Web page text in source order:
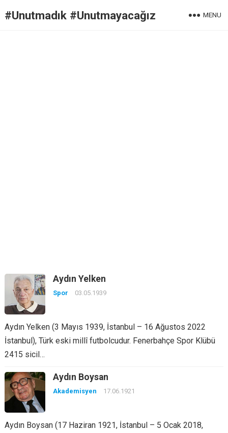
#Unutmadık #Unutmayacağız MENU
Aydın Yelken
Spor 03.05.1939
Aydın Yelken (3 Mayıs 1939, İstanbul – 16 Ağustos 2022
İstanbul), Türk eski millî futbolcudur. Fenerbahçe Spor Klübü
2415 sicil…
Aydın Boysan
Akademisyen 17.06.1921
Aydın Boysan (17 Haziran 1921, İstanbul – 5 Ocak 2018,